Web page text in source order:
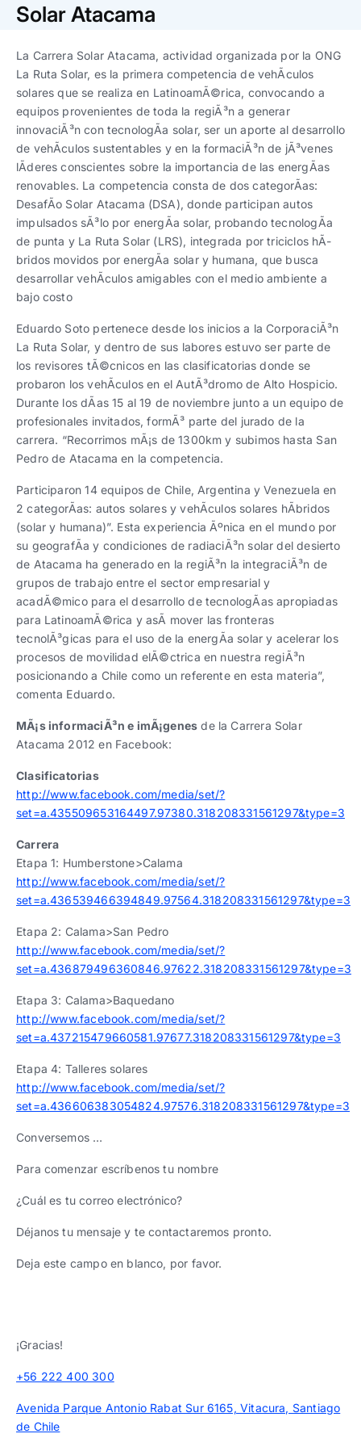
Trabaja con nosotros
Ver todo
Español English
Ver todas
Español English
Ver todas
Español English
progresivos de gestión
Ver todos
Español English
Español|English
Español|English
Solar Atacama
La Carrera Solar Atacama, actividad organizada por la ONG
La Ruta Solar, es la primera competencia de vehÃ­culos
solares que se realiza en LatinoamÃ©rica, convocando a
equipos provenientes de toda la regiÃ³n a generar
innovaciÃ³n con tecnologÃ­a solar, ser un aporte al desarrollo
de vehÃ­culos sustentables y en la formaciÃ³n de jÃ³venes
lÃ­deres conscientes sobre la importancia de las energÃ­as
renovables. La competencia consta de dos categorÃ­as:
DesafÃ­o Solar Atacama (DSA), donde participan autos
impulsados sÃ³lo por energÃ­a solar, probando tecnologÃ­a
de punta y La Ruta Solar (LRS), integrada por triciclos hÃ­
bridos movidos por energÃ­a solar y humana, que busca
desarrollar vehÃ­culos amigables con el medio ambiente a
bajo costo
Eduardo Soto pertenece desde los inicios a la CorporaciÃ³n
La Ruta Solar, y dentro de sus labores estuvo ser parte de
los revisores tÃ©cnicos en las clasificatorias donde se
probaron los vehÃ­culos en el AutÃ³dromo de Alto Hospicio.
Durante los dÃ­as 15 al 19 de noviembre junto a un equipo de
profesionales invitados, formÃ³ parte del jurado de la
carrera. “Recorrimos mÃ¡s de 1300km y subimos hasta San
Pedro de Atacama en la competencia.
Participaron 14 equipos de Chile, Argentina y Venezuela en
2 categorÃ­as: autos solares y vehÃ­culos solares hÃ­bridos
(solar y humana)”. Esta experiencia Ãºnica en el mundo por
su geografÃ­a y condiciones de radiaciÃ³n solar del desierto
de Atacama ha generado en la regiÃ³n la integraciÃ³n de
grupos de trabajo entre el sector empresarial y
acadÃ©mico para el desarrollo de tecnologÃ­as apropiadas
para LatinoamÃ©rica y asÃ­ mover las fronteras
tecnolÃ³gicas para el uso de la energÃ­a solar y acelerar los
procesos de movilidad elÃ©ctrica en nuestra regiÃ³n
posicionando a Chile como un referente en esta materia”,
comenta Eduardo.
MÃ¡s informaciÃ³n e imÃ¡genes de la Carrera Solar
Atacama 2012 en Facebook:
Clasificatorias
http://www.facebook.com/media/set/?
set=a.435509653164497.97380.318208331561297&type=3
Carrera
Etapa 1: Humberstone>Calama
http://www.facebook.com/media/set/?
set=a.436539466394849.97564.318208331561297&type=3
Etapa 2: Calama>San Pedro
http://www.facebook.com/media/set/?
set=a.436879496360846.97622.318208331561297&type=3
Etapa 3: Calama>Baquedano
http://www.facebook.com/media/set/?
set=a.437215479660581.97677.318208331561297&type=3
Etapa 4: Talleres solares
http://www.facebook.com/media/set/?
set=a.436606383054824.97576.318208331561297&type=3
Conversemos …
Para comenzar escríbenos tu nombre
¿Cuál es tu correo electrónico?
Déjanos tu mensaje y te contactaremos pronto.
Deja este campo en blanco, por favor.
¡Gracias!
+56 222 400 300
Avenida Parque Antonio Rabat Sur 6165, Vitacura, Santiago
de Chile